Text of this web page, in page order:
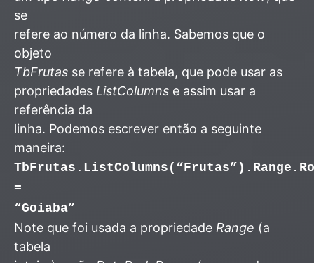
se
refere ao número da linha. Sabemos que o
objeto
TbFrutas se refere à tabela, que pode usar as
propriedades ListColumns e assim usar a
referência da
linha. Podemos escrever então a seguinte
maneira:
=
“Goiaba”
Note que foi usada a propriedade Range (a
tabela